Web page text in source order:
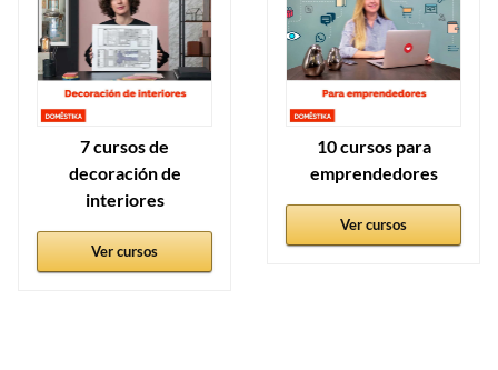
7 cursos de
decoración de
interiores
Ver cursos
10 cursos para
emprendedores
Ver cursos